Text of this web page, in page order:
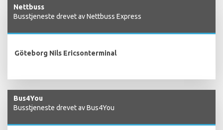
Nettbuss
Busstjeneste drevet av Nettbuss Express
Göteborg Nils Ericsonterminal
Bus4You
Busstjeneste drevet av Bus4You